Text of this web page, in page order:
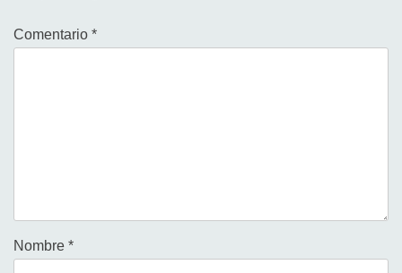
Comentario *
Nombre *